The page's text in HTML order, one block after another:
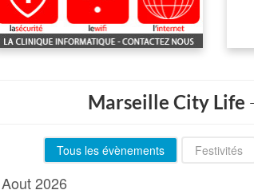
Marseille City Life
Tous les évènements Festivités
Aout2026